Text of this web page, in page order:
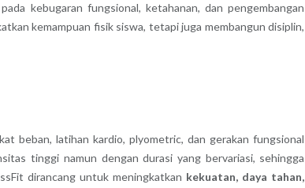
kebugaran fungsional, ketahanan, dan pengembangan
kemampuan fisik siswa, tetapi juga membangun disiplin,
beban, latihan kardio, plyometric, dan gerakan fungsional
tinggi namun dengan durasi yang bervariasi, sehingga
dirancang untuk meningkatkan kekuatan, daya tahan,